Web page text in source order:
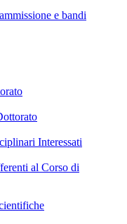
e bandi
Interessati
al Corso di